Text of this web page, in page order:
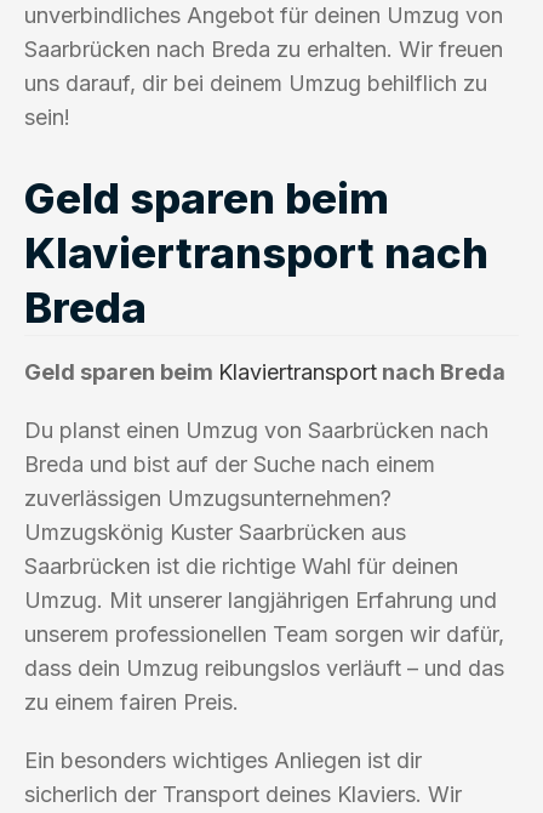
unverbindliches Angebot für deinen Umzug von
Saarbrücken nach Breda zu erhalten. Wir freuen
uns darauf, dir bei deinem Umzug behilflich zu
sein!
Geld sparen beim
Klaviertransport nach
Breda
Geld sparen beim Klaviertransport nach Breda
Du planst einen Umzug von Saarbrücken nach
Breda und bist auf der Suche nach einem
zuverlässigen Umzugsunternehmen?
Umzugskönig Kuster Saarbrücken aus
Saarbrücken ist die richtige Wahl für deinen
Umzug. Mit unserer langjährigen Erfahrung und
unserem professionellen Team sorgen wir dafür,
dass dein Umzug reibungslos verläuft – und das
zu einem fairen Preis.
Ein besonders wichtiges Anliegen ist dir
sicherlich der Transport deines Klaviers. Wir